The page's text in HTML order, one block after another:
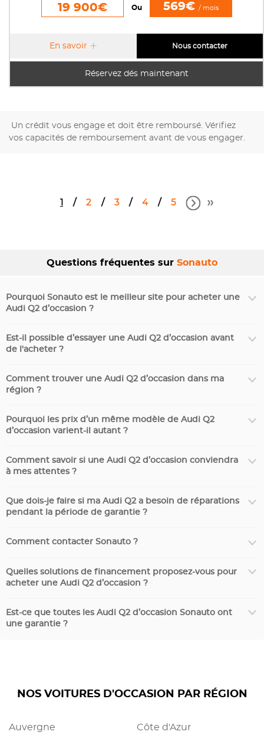
19 900€ Ou 569€ / mois
Réservez dés maintenant
En savoir Nous contacter
Un crédit vous engage et doit être remboursé. Vérifiez
vos capacités de remboursement avant de vous engager.
2 3 4 5
Questions fréquentes sur Sonauto
Pourquoi Sonauto est le meilleur site pour acheter une
Audi Q2 d’occasion ?
Est-il possible d’essayer une Audi Q2 d’occasion avant
de l'acheter ?
Comment trouver une Audi Q2 d’occasion dans ma
région ?
Pourquoi les prix d’un même modèle de Audi Q2
d’occasion varient-il autant ?
Comment savoir si une Audi Q2 d’occasion conviendra
à mes attentes ?
Que dois-je faire si ma Audi Q2 a besoin de réparations
pendant la période de garantie ?
Comment contacter Sonauto ?
Quelles solutions de financement proposez-vous pour
acheter une Audi Q2 d’occasion ?
Est-ce que toutes les Audi Q2 d’occasion Sonauto ont
une garantie ?
NOS VOITURES D'OCCASION PAR RÉGION
Auvergne
Côte d'Azur